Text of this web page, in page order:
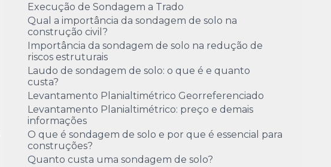
Execução de Sondagem a Trado
Qual a importância da sondagem de solo na
construção civil?
Importância da sondagem de solo na redução de
riscos estruturais
Laudo de sondagem de solo: o que é e quanto
custa?
Levantamento Planialtimétrico Georreferenciado
Levantamento Planialtimétrico: preço e demais
informações
O que é sondagem de solo e por que é essencial para
construções?
Quanto custa uma sondagem de solo?